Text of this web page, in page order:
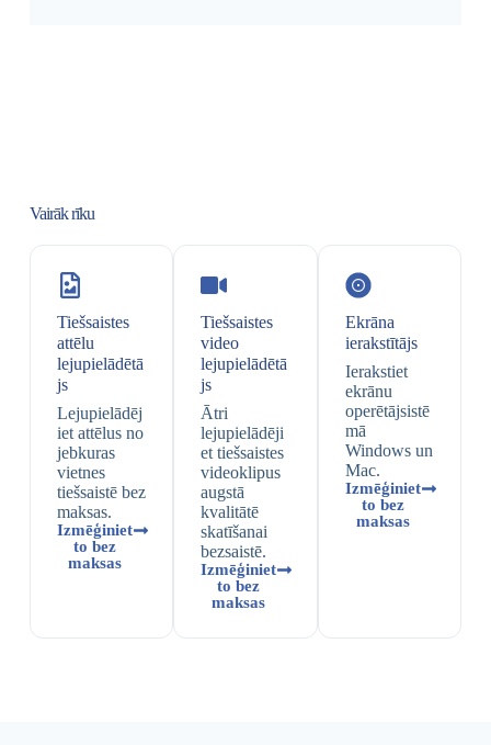
Vairāk rīku
Tiešsaistes
attēlu
lejupielādētā
js
Lejupielādēj
iet attēlus no
jebkuras
vietnes
tiešsaistē bez
maksas.
Izmēģiniet
to bez
maksas
Tiešsaistes
video
lejupielādētā
js
Ātri
lejupielādēji
et tiešsaistes
videoklipus
augstā
kvalitātē
skatīšanai
bezsaistē.
Izmēģiniet
to bez
maksas
Ekrāna
ierakstītājs
Ierakstiet
ekrānu
operētājsistē
mā
Windows un
Mac.
Izmēģiniet
to bez
maksas